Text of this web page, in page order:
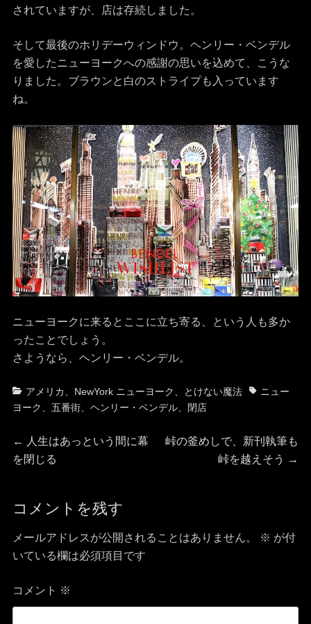
されていますが、店は存続しました。
そして最後のホリデーウィンドウ。ヘンリー・ベンデル
を愛したニューヨークへの感謝の思いを込めて、こうな
りました。ブラウンと白のストライプも入っています
ね。
ニューヨークに来るとここに立ち寄る、という人も多か
ったことでしょう。
さようなら、ヘンリー・ベンデル。
カ
テ
ー
アメリカ NewYork ニューヨーク とけない魔法
タ ニュー
ヨーク
五番街、 ヘンリー・ベンデル、 閉店
投
ナ
ビ
ゲ
ー
←
前
の
人生はあっという間に幕
を閉じる
次
峠の釜めしで、新刊執筆も
峠を越えそう
→
コメントを残す
メールアドレスが公開されることはありません。 ※ が付
いている欄は必須項目です
コメント ※